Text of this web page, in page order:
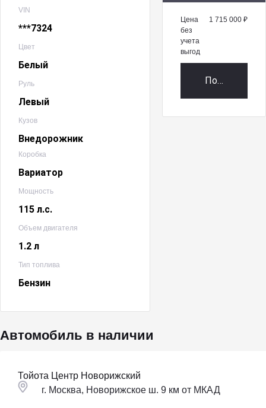
VIN
***7324
Цвет
Белый
Руль
Левый
Кузов
Внедорожник
Коробка
Вариатор
Мощность
115 л.с.
Объем двигателя
1.2 л
Тип топлива
Бензин
Цена
без
учета
выгод
1 715 000 ₽
Получить
Автомобиль в наличии
Тойота Центр Новорижский
г. Москва, Новорижское ш. 9 км от МКАД